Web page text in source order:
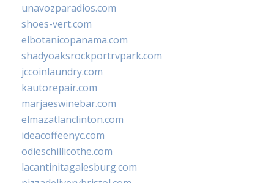
unavozparadios.com
shoes-vert.com
elbotanicopanama.com
shadyoaksrockportrvpark.com
jccoinlaundry.com
kautorepair.com
marjaeswinebar.com
elmazatlanclinton.com
ideacoffeenyc.com
odieschillicothe.com
lacantinitagalesburg.com